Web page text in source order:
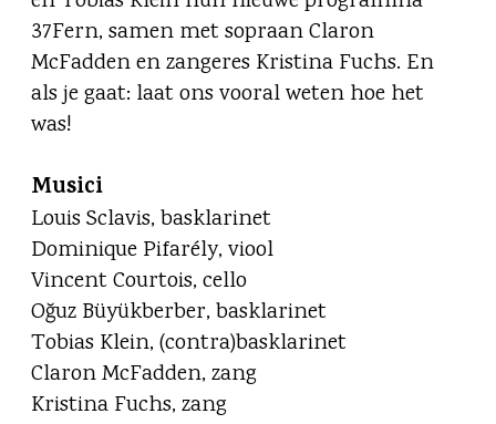
37Fern, samen met sopraan Claron
McFadden en zangeres Kristina Fuchs. En
als je gaat: laat ons vooral weten hoe het
was!
Musici
Louis Sclavis, basklarinet
Dominique Pifarély, viool
Vincent Courtois, cello
Oğuz Büyükberber, basklarinet
Tobias Klein, (contra)basklarinet
Claron McFadden, zang
Kristina Fuchs, zang